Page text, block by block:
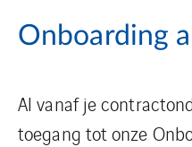
Onboarding
Al vanaf je
toegang tot onze